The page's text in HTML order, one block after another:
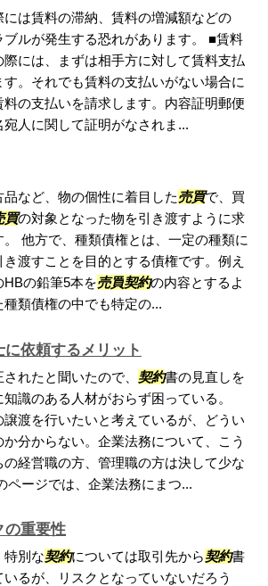
には賃料の滞納、賃料の増減額などの
ルが発生する恐れがあります。 ■賃料
には、まずは相手方に対して賃料支払
。それでも賃料の支払いがない場合に
の支払いを請求します。内容証明郵便
人に関して証明がなされま...
など、物の個性に着目した売買で、買
買の対象となった物を引き渡すように求
他方で、種類債権とは、一定の種類に
渡すことを目的とする債権です。例え
の鉛筆5本を売買契約の内容とするよ
類債権の中でも特定の...
依頼するメリット
れたと聞いたので、 契約書の見直しを
識のある人材がおらず困っている。
譲渡を行いたいと考えているが、どうい
分からない。企業法務について、こう
の経営職の方、管理職の方は決して少な
ページでは、企業法務にまつ...
の重要性
特別な契約については取引先から契約書
るが、リスクとなっていないだろう